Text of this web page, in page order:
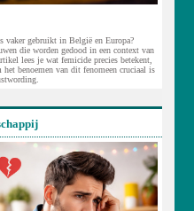
vaker gebruikt in België en Europa?
die worden gedood in een context van
lees je wat femicide precies betekent,
het benoemen van dit fenomeen cruciaal is